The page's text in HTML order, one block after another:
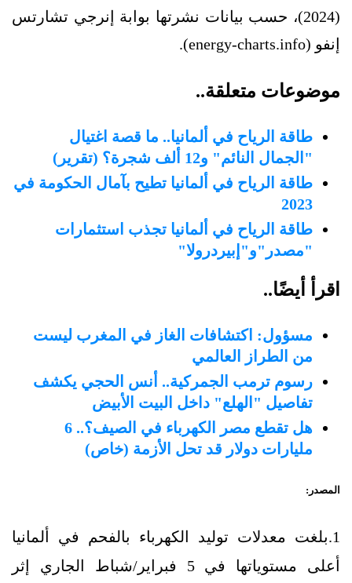
(2024)، حسب بيانات نشرتها بوابة إنرجي تشارتس
إنفو (energy-charts.info).
موضوعات متعلقة..
طاقة الرياح في ألمانيا.. ما قصة اغتيال
"الجمال النائم" و12 ألف شجرة؟ (تقرير)
طاقة الرياح في ألمانيا تطيح بآمال الحكومة في
2023
طاقة الرياح في ألمانيا تجذب استثمارات
"مصدر"و"إبيردرولا"
اقرأ أيضًا..
مسؤول: اكتشافات الغاز في المغرب ليست
من الطراز العالمي
رسوم ترمب الجمركية.. أنس الحجي يكشف
تفاصيل "الهلع" داخل البيت الأبيض
هل تقطع مصر الكهرباء في الصيف؟.. 6
مليارات دولار قد تحل الأزمة (خاص)
المصدر:
1.بلغت معدلات توليد الكهرباء بالفحم في ألمانيا
أعلى مستوياتها في 5 فبراير/شباط الجاري إثر